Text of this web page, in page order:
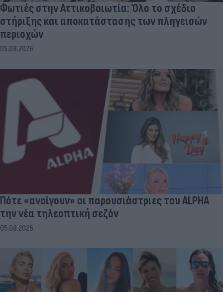
Φωτιές στην Αττικοβοιωτία: Όλο το σχέδιο
στήριξης και αποκατάστασης των πληγεισών
περιοχών
05.08.2026
Πότε «ανοίγουν» οι παρουσιάστριες του ALPHA
την νέα τηλεοπτική σεζόν
05.08.2026